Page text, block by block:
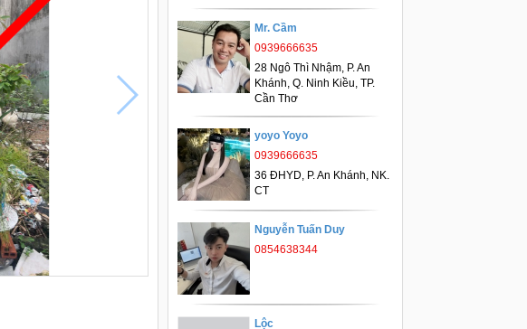
Mr. Cầm
0939666635
28 Ngô Thì Nhậm, P. An
Khánh, Q. Ninh Kiều, TP.
Cần Thơ
yoyo Yoyo
0939666635
36 ĐHYD, P. An Khánh, NK.
CT
Nguyễn Tuấn Duy
0854638344
Lộc